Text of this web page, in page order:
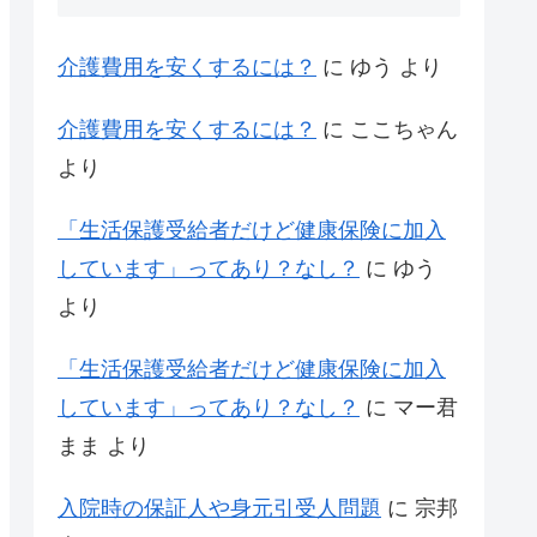
介護費用を安くするには？ に ゆう より
介護費用を安くするには？ に ここちゃん
より
「生活保護受給者だけど健康保険に加入
しています」ってあり？なし？ に ゆう
より
「生活保護受給者だけど健康保険に加入
しています」ってあり？なし？ に マー君
まま より
入院時の保証人や身元引受人問題 に 宗邦